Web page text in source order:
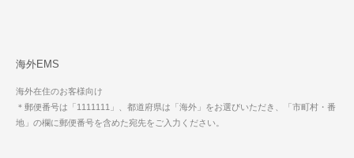
海外EMS
海外在住のお客様向け
＊郵便番号は「1111111」、都道府県は「海外」をお選びいただき、「市町村・番
地」の欄に郵便番号を含めた宛先をご入力ください。